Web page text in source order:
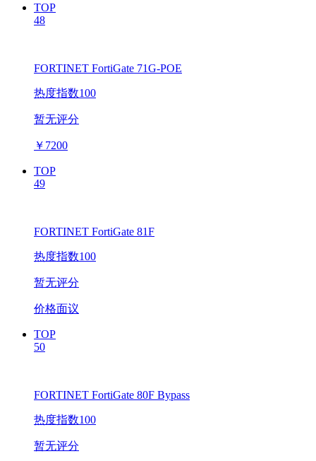
TOP
48
FORTINET FortiGate 71G-POE
热度指数100
暂无评分
￥ 7200
TOP
49
FORTINET FortiGate 81F
热度指数100
暂无评分
价格面议
TOP
50
FORTINET FortiGate 80F Bypass
热度指数100
暂无评分